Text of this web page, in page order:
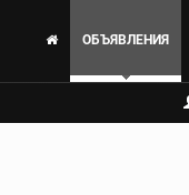
ОБЪЯВЛЕНИЯ